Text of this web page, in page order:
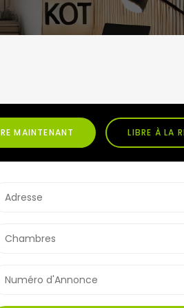
MAINTENANT LIBRE À LA